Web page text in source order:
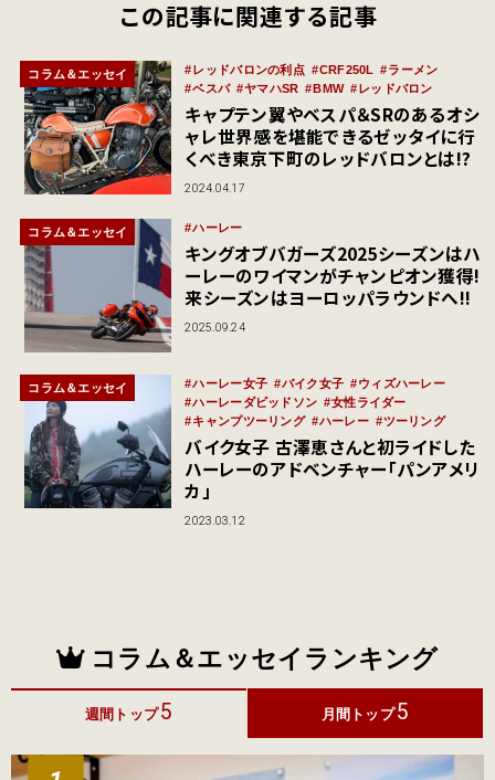
この記事に関連する記事
コラム＆エッセイ レッドバロンの利点 CRF250L
ラーメン
ベスパ
ヤマハSR BMW レッドバロン
キャプテン翼やベスパ＆SRのあるオシ
ャレ世界感を堪能できるゼッタイに行
くべき東京下町のレッドバロンとは!?
2024.04.17
コラム＆エッセイ ハーレー
キングオブバガーズ2025シーズンはハ
ーレーのワイマンがチャンピオン獲得!
来シーズンはヨーロッパラウンドへ!!
2025.09.24
コラム＆エッセイ ハーレー女子 バイク女子
ウィズハーレー
ハーレーダビッドソン
女性ライダー
キャンプツーリング
ハーレー ツーリング
バイク女子 古澤恵さんと初ライドした
ハーレーのアドベンチャー「パンアメリ
カ」
2023.03.12
コラム＆エッセイランキング
週間トップ5 月間トップ 5